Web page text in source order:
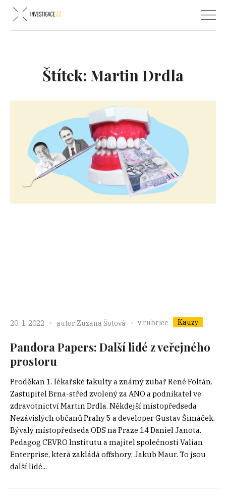
Štítek: Martin Drdla
20. 1. 2022 autor Zuzana Šotová v rubrice Kauzy
Pandora Papers: Další lidé z veřejného
prostoru
Proděkan 1. lékařské fakulty a známý zubař René Foltán.
Zastupitel Brna-střed zvolený za ANO a podnikatel ve
zdravotnictví Martin Drdla. Někdejší místopředseda
Nezávislých občanů Prahy 5 a developer Gustav Šimáček.
Bývalý místopředseda ODS na Praze 14 Daniel Janota.
Pedagog CEVRO Institutu a majitel společnosti Valian
Enterprise, která zakládá offshory, Jakub Maur. To jsou
další lidé...